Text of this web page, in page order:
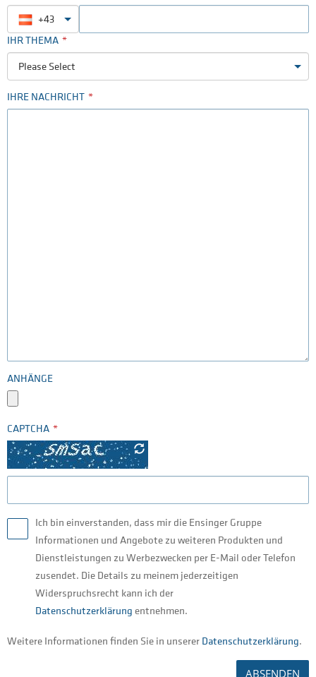
+43
IHR THEMA
Please Select
IHRE NACHRICHT
ANHÄNGE
CAPTCHA
Ich bin einverstanden, dass mir die Ensinger Gruppe
Informationen und Angebote zu weiteren Produkten und
Dienstleistungen zu Werbezwecken per E-Mail oder Telefon
zusendet. Die Details zu meinem jederzeitigen
Widerspruchsrecht kann ich der
Datenschutzerklärung entnehmen.
Weitere Informationen finden Sie in unserer Datenschutzerklärung.
ABSENDEN